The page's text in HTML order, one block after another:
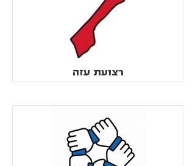
רצועת עזה